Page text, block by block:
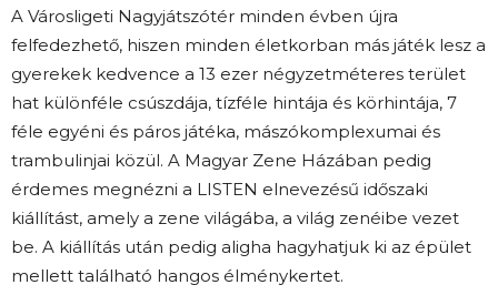
A Városligeti Nagyjátszótér minden évben újra
felfedezhető, hiszen minden életkorban más játék lesz a
gyerekek kedvence a 13 ezer négyzetméteres terület
hat különféle csúszdája, tízféle hintája és körhintája, 7
féle egyéni és páros játéka, mászókomplexumai és
trambulinjai közül. A Magyar Zene Házában pedig
érdemes megnézni a LISTEN elnevezésű időszaki
kiállítást, amely a zene világába, a világ zenéibe vezet
be. A kiállítás után pedig aligha hagyhatjuk ki az épület
mellett található hangos élménykertet.